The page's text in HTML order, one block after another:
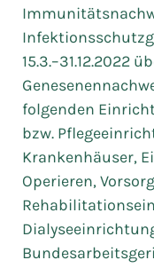
15.3.–31.12.2022
folgenden
bzw.
Krankenhäuser,
Operieren,